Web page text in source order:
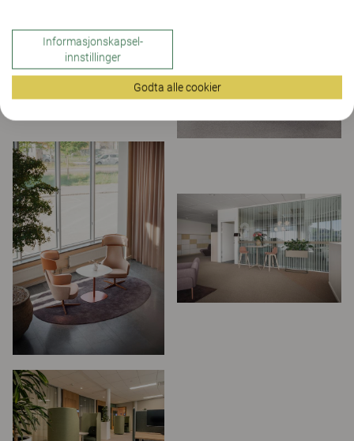
Informasjonskapsel-
innstillinger
Godta alle cookier